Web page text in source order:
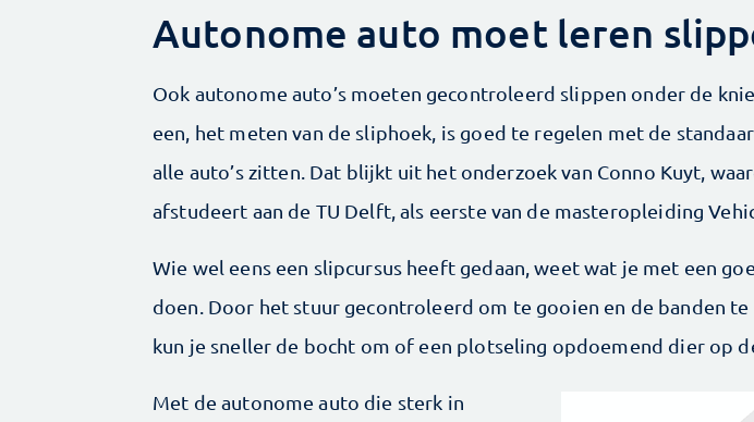
Autonome auto moet leren
Ook autonome auto’s moeten gecontroleerd slippen onder de
een, het meten van de sliphoek, is goed te regelen met de
alle auto’s zitten. Dat blijkt uit het onderzoek van Conno Kuyt,
afstudeert aan de TU Delft, als eerste van de masteropleiding
Wie wel eens een slipcursus heeft gedaan, weet wat je met een
doen. Door het stuur gecontroleerd om te gooien en de banden
kun je sneller de bocht om of een plotseling opdoemend dier op
Met de autonome auto die sterk in